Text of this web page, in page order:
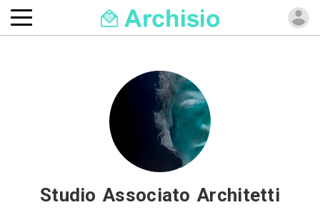
Studio Associato Architetti